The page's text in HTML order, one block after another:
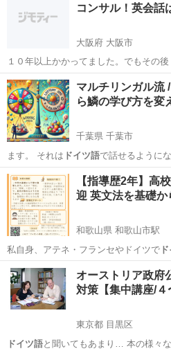
コンサル！英会
大阪府 大阪市
１０年以上かかってました。でもその後
きた時にわかったん…
大阪 大阪市 英語 先生
マルチリンガル
ら鱗の学び方を
千葉県 千葉市
ます。 それは ドイツ語で話せるように
で覚えるだけ。 … ネイティブが話すド
千葉 千葉市 英語 ネイティ
【指導歴2年】高
迎 英文法を基礎
和歌山県 和歌山市駅
私自身、アテネ・フランセやドイツでド
り日本語による文…
和歌山 和歌山市 和歌山市駅
オーストリア政府
対策【集中講座/
東京都 目黒区
ドイツ語と聞いてもあまり… 本の様々